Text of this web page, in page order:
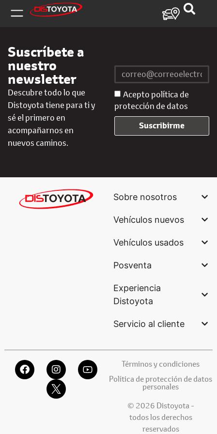
Suscríbete a
nuestro
newsletter
Descubre todo lo que
Distoyota tiene para ti y
sé el primero en
acompañarnos en
nuevos caminos.
Acepto política de
protección de datos
Suscribirme
Sobre nosotros
Vehículos nuevos
Vehículos usados
Posventa
Experiencia
Distoyota
Servicio al cliente
Términos y condiciones
Política de protección de datos
personales
© 2026 Distoyota -
todos los derechos
reservados